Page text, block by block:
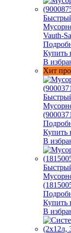
Vauth-
Купить
В
Хит
Купить
В
Купить
В